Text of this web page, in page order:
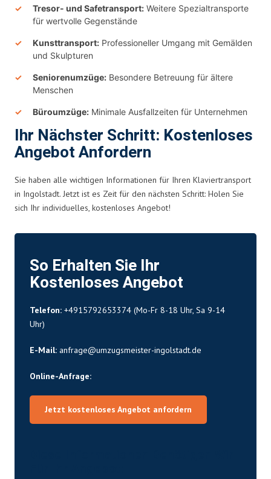
Tresor- und Safetransport: Weitere Spezialtransporte
für wertvolle Gegenstände
Kunsttransport: Professioneller Umgang mit Gemälden
und Skulpturen
Seniorenumzüge: Besondere Betreuung für ältere
Menschen
Büroumzüge: Minimale Ausfallzeiten für Unternehmen
Ihr Nächster Schritt: Kostenloses
Angebot Anfordern
Sie haben alle wichtigen Informationen für Ihren Klaviertransport
in Ingolstadt. Jetzt ist es Zeit für den nächsten Schritt: Holen Sie
sich Ihr individuelles, kostenloses Angebot!
So Erhalten Sie Ihr
Kostenloses Angebot
Telefon: +4915792653374 (Mo-Fr 8-18 Uhr, Sa 9-14
Uhr)
E-Mail: anfrage@umzugsmeister-ingolstadt.de
Online-Anfrage:
Jetzt kostenloses Angebot anfordern